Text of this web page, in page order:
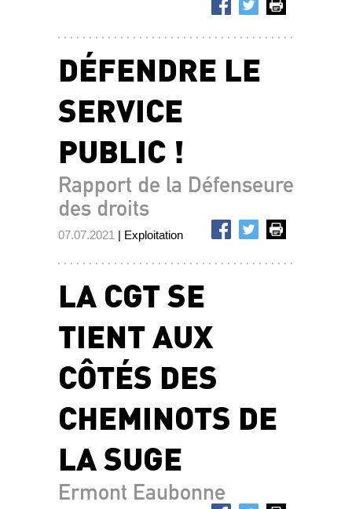
DÉFENDRE LE
SERVICE
PUBLIC !
Rapport de la Défenseure
des droits
07.07.2021 | Exploitation
LA CGT SE
TIENT AUX
CÔTÉS DES
CHEMINOTS DE
LA SUGE
Ermont Eaubonne